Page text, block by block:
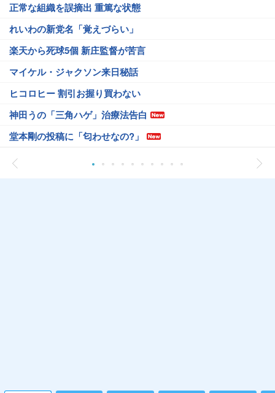
正常な組織を誤摘出 重篤な状態
れいわの新党名「覚えづらい」
楽天から死球5個 新庄監督が苦言
マイケル・ジャクソン来日秘話
ヒコロヒー 割引お握り買わない
神田うの「三角ハゲ」治療法告白
堂本剛の投稿に「匂わせなの?」